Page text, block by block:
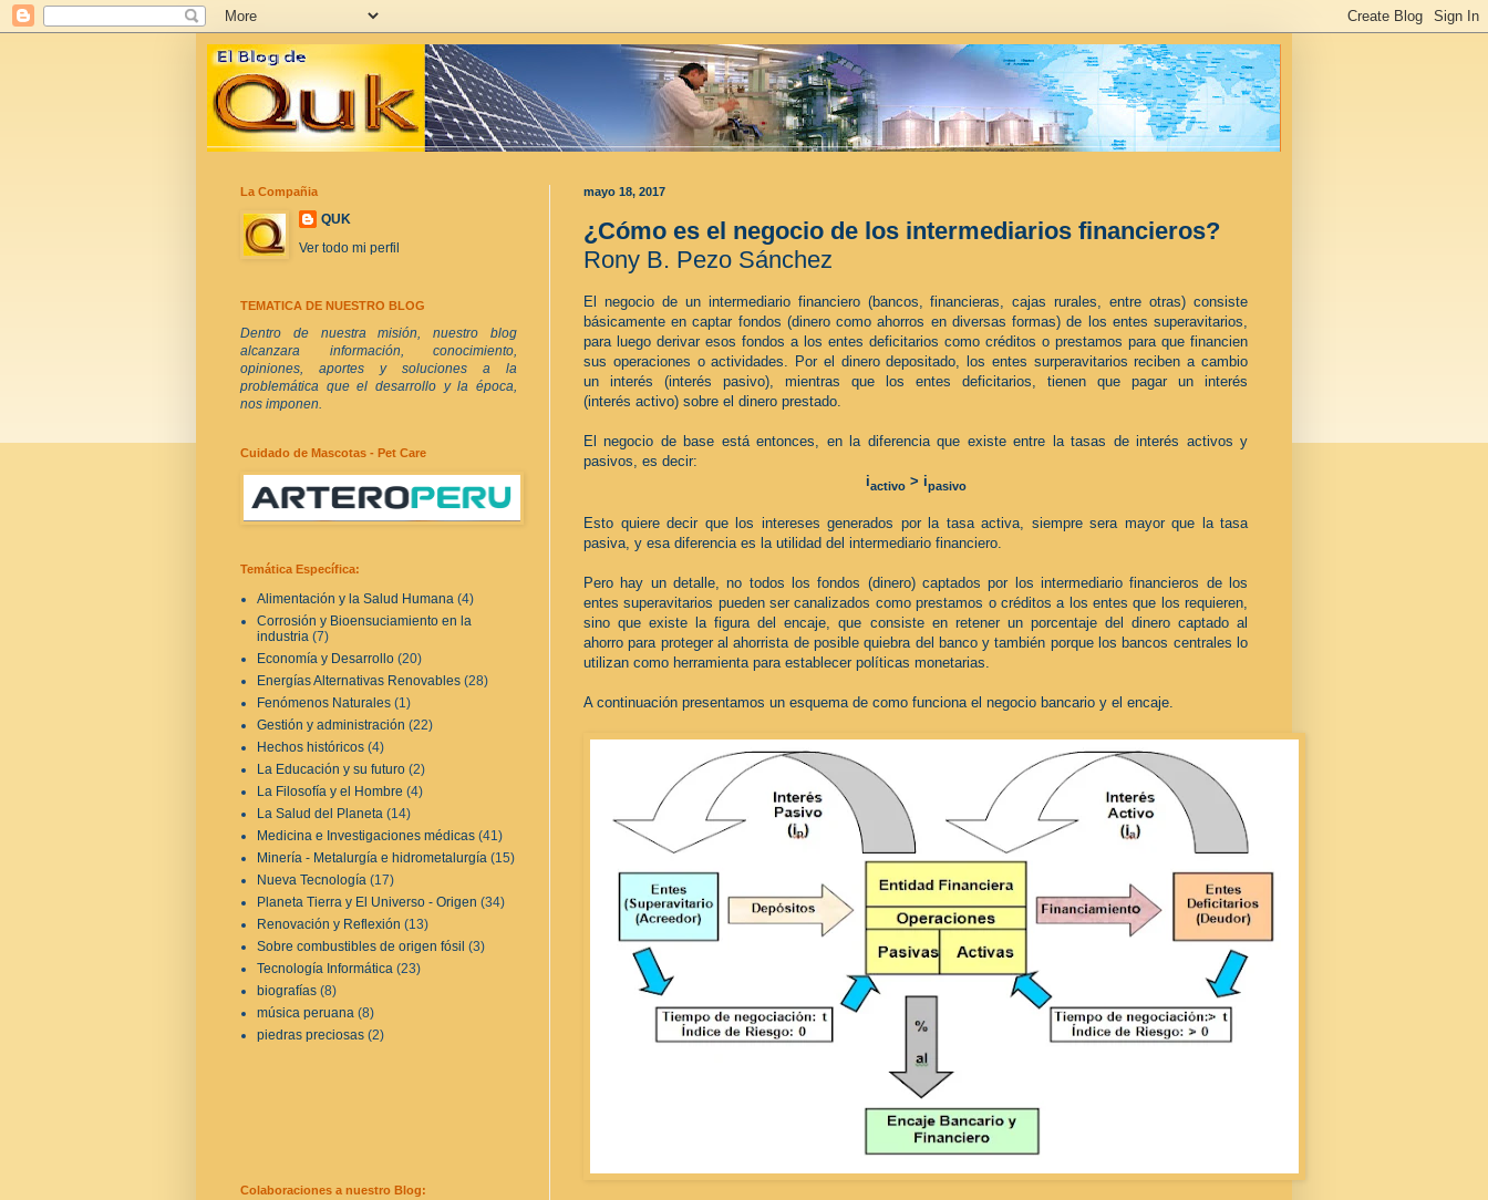
mayo 18, 2017
¿Cómo es el negocio de los intermediarios financieros?
Rony B. Pezo Sánchez
El negocio de un intermediario financiero (bancos, financieras, cajas rurales, entre otras) consiste
básicamente en captar fondos (dinero como ahorros en diversas formas) de los entes superavitarios,
para luego derivar esos fondos a los entes deficitarios como créditos o prestamos para que financien
sus operaciones o actividades. Por el dinero depositado, los entes surperavitarios reciben a cambio
un interés (interés pasivo), mientras que los entes deficitarios, tienen que pagar un interés
(interés activo) sobre el dinero prestado.
El negocio de base está entonces, en la diferencia que existe entre la tasas deinterés activos y
pasivos, es decir:
iactivo > ipasivo
Esto quiere decir que los intereses generados por la tasa activa, siempre sera mayor que la tasa
pasiva, y esa diferencia es la utilidad del intermediario financiero.
Pero hay un detalle, no todos los fondos (dinero) captados por los intermediario financieros de los
entes superavitarios pueden ser canalizados como prestamos o créditos a los entes que los requieren,
sino que existe la figura del encaje, que consiste en retener un porcentaje del dinero captado al
ahorro para proteger al ahorrista de posible quiebra del banco y también porque los bancos centrales lo
utilizan como herramienta para establecer políticas monetarias.
A continuación presentamos un esquema de como funciona el negocio bancario y el encaje.
La Compañia
QUK
Ver todo mi perfil
TEMATICA DE NUESTRO BLOG
Dentro de nuestra misión, nuestro blog
alcanzara información, conocimiento,
opiniones, aportes y soluciones a la
problemática que el desarrollo y la época,
nos imponen.
Cuidado de Mascotas - Pet Care
Temática Específica:
Alimentación y la Salud Humana (4)
Corrosión y Bioensuciamiento en la
industria (7)
Economía y Desarrollo (20)
Energías Alternativas Renovables (28)
Fenómenos Naturales (1)
Gestión y administración (22)
Hechos históricos (4)
La Educación y su futuro (2)
La Filosofía y el Hombre (4)
La Salud del Planeta (14)
Medicina e Investigaciones médicas (41)
Minería - Metalurgía e hidrometalurgía (15)
Nueva Tecnología (17)
Planeta Tierra y El Universo - Origen (34)
Renovación y Reflexión (13)
Sobre combustibles de origen fósil (3)
Tecnología Informática (23)
biografías (8)
música peruana (8)
piedras preciosas (2)
Colaboraciones a nuestro Blog: